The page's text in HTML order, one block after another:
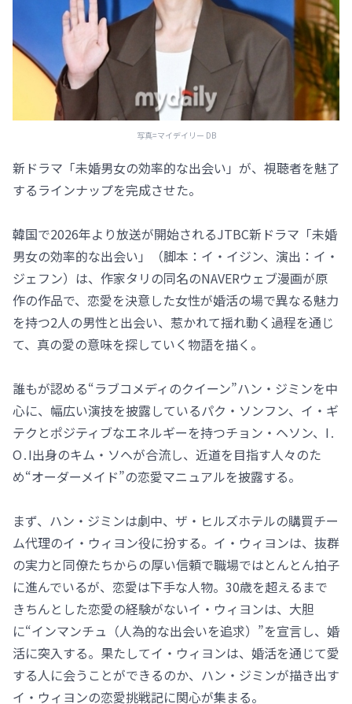
写真=マイデイリー DB
新ドラマ「未婚男女の効率的な出会い」が、視聴者を魅了
するラインナップを完成させた。
韓国で2026年より放送が開始されるJTBC新ドラマ「未婚
男女の効率的な出会い」（脚本：イ・イジン、演出：イ・
ジェフン）は、作家タリの同名のNAVERウェブ漫画が原
作の作品で、恋愛を決意した女性が婚活の場で異なる魅力
を持つ2人の男性と出会い、惹かれて揺れ動く過程を通じ
て、真の愛の意味を探していく物語を描く。
誰もが認める“ラブコメディのクイーン”ハン・ジミンを中
心に、幅広い演技を披露しているパク・ソンフン、イ・ギ
テクとポジティブなエネルギーを持つチョン・ヘソン、I․
O․I出身のキム・ソヘが合流し、近道を目指す人々のた
め“オーダーメイド”の恋愛マニュアルを披露する。
まず、ハン・ジミンは劇中、ザ・ヒルズホテルの購買チー
ム代理のイ・ウィヨン役に扮する。イ・ウィヨンは、抜群
の実力と同僚たちからの厚い信頼で職場ではとんとん拍子
に進んでいるが、恋愛は下手な人物。30歳を超えるまで
きちんとした恋愛の経験がないイ・ウィヨンは、大胆
に“インマンチュ（人為的な出会いを追求）”を宣言し、婚
活に突入する。果たしてイ・ウィヨンは、婚活を通じて愛
する人に会うことができるのか、ハン・ジミンが描き出す
イ・ウィヨンの恋愛挑戦記に関心が集まる。